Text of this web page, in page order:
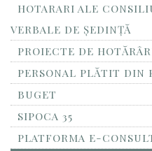
HOTARARI ALE
VERBALE DE ȘEDINȚĂ
PROIECTE DE
PERSONAL PLĂTIT DIN
BUGET
SIPOCA 35
PLATFORMA E-